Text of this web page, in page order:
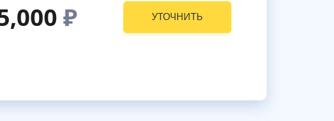
₽ УТОЧНИТЬ